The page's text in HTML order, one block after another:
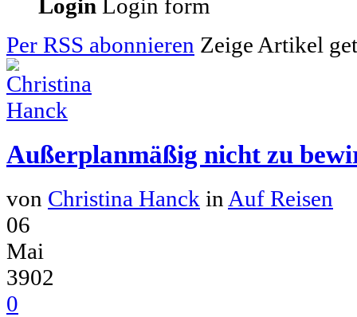
Login Login form
Per RSS abonnieren Zeige Artikel
Außerplanmäßig nicht zu
von Christina Hanck in Auf Reisen
06
Mai
3902
0